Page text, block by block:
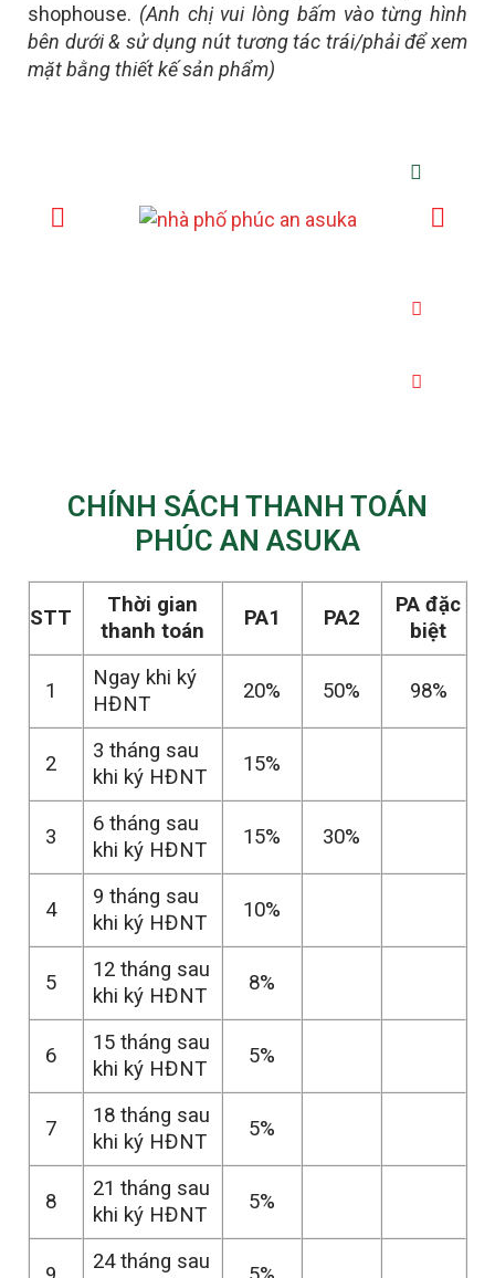
shophouse. (Anh chị vui lòng bấm vào từng hình
bên dưới & sử dụng nút tương tác trái/phải để xem
mặt bằng thiết kế sản phẩm)
CHÍNH SÁCH THANH TOÁN
PHÚC AN ASUKA
STT
Thời gian
thanh toán
PA1 PA2
PA đặc
biệt
1
Ngay khi ký
HĐNT
20% 50% 98%
2
3 tháng sau
khi ký HĐNT
15%
3
6 tháng sau
khi ký HĐNT
15% 30%
4
9 tháng sau
khi ký HĐNT
10%
5
12 tháng sau
khi ký HĐNT
8%
6
15 tháng sau
khi ký HĐNT
5%
7
18 tháng sau
khi ký HĐNT
5%
8
21 tháng sau
khi ký HĐNT
5%
24 tháng sau